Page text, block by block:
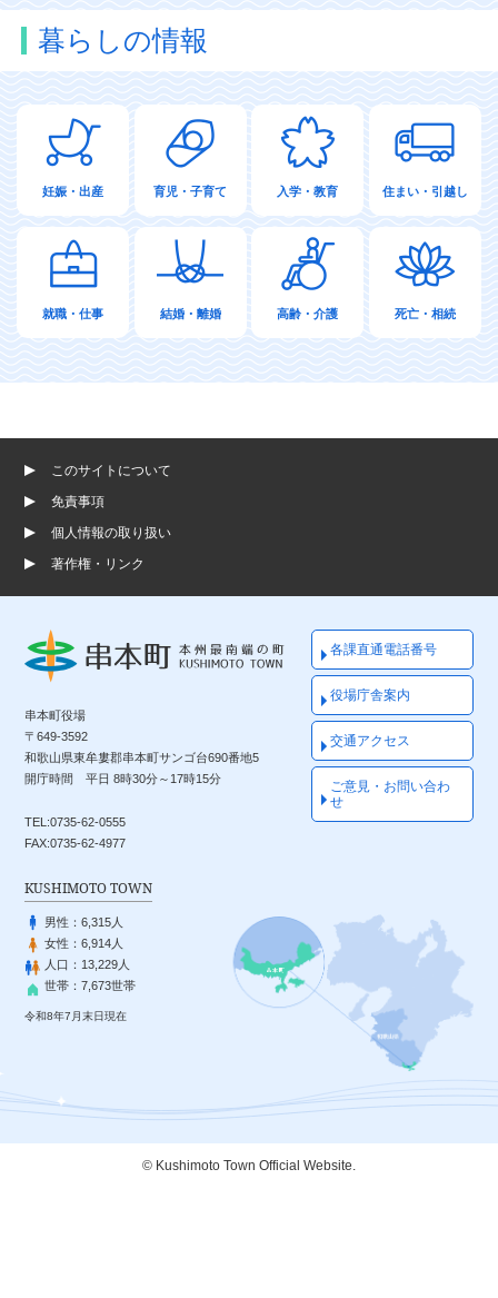
暮らしの情報
妊娠・出産 育児・子育て 入学・教育 住まい・引越し
就職・仕事 結婚・離婚 高齢・介護 死亡・相続
このサイトについて
免責事項
個人情報の取り扱い
著作権・リンク
串本町役場
〒649-3592
和歌山県東牟婁郡串本町サンゴ台690番地5
開庁時間 平日 8時30分～17時15分
TEL:0735-62-0555
FAX:0735-62-4977
各課直通電話番号
役場庁舎案内
交通アクセス
ご意見・お問い合わ
せ
KUSHIMOTO TOWN
男性：6,315人
女性：6,914人
人口： 13,229人
世帯：7,673世帯
令和8年7月末日現在
© Kushimoto Town Official Website.